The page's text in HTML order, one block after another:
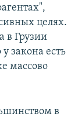
целях.
в Грузии
закона есть
массово
в